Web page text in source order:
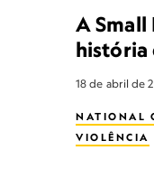
A Small
história
18 de abril de
NATIONAL
VIOLÊNCIA